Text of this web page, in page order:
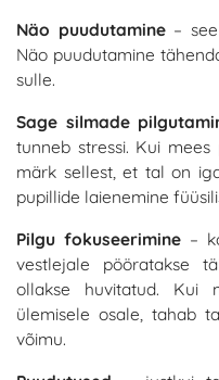
Näo puudutamine– see
Näo puudutamine
sulle.
Sage silmade
tunneb stressi. Kui
märk sellest, et tal on
pupillide laienemine
Pilgu fokuseerimine –
vestlejale pööratakse
ollakse huvitatud. Kui
ülemisele osale, tahab
võimu.